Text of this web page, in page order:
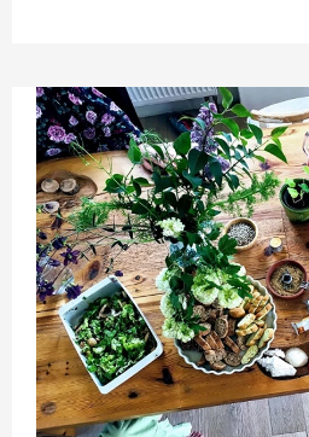
v
ženském
kruhu
–
jaro
I.